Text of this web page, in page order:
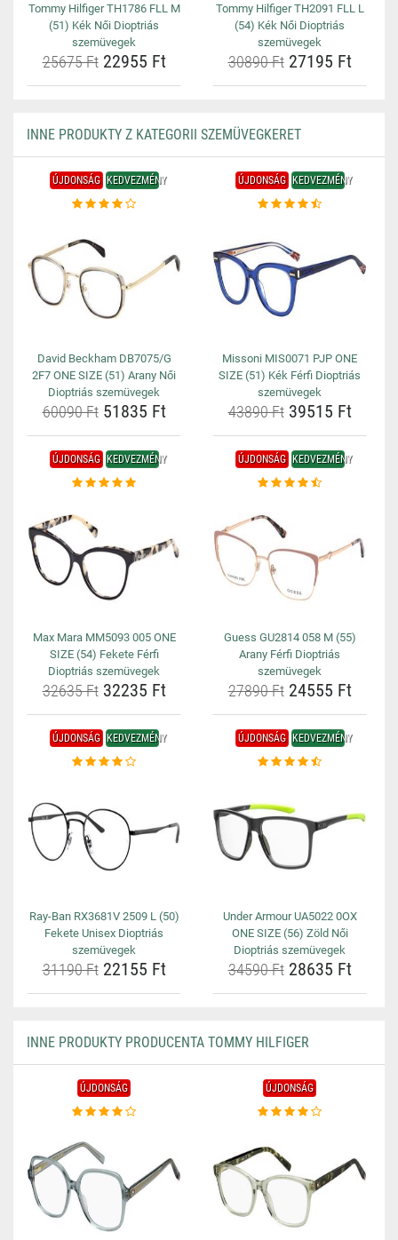
Tommy Hilfiger TH1786 FLL M
(51) Kék Női Dioptriás
szemüvegek
25675 Ft22955 Ft
Tommy Hilfiger TH2091 FLL L
(54) Kék Női Dioptriás
szemüvegek
30890 Ft27195 Ft
INNE PRODUKTY Z KATEGORII SZEMÜVEGKERET
ÚJDONSÁG KEDVEZMÉNY
David Beckham DB7075/G
2F7 ONE SIZE (51) Arany Női
Dioptriás szemüvegek
60090 Ft51835 Ft
ÚJDONSÁG KEDVEZMÉNY
Missoni MIS0071 PJP ONE
SIZE (51) Kék Férfi Dioptriás
szemüvegek
43890 Ft39515 Ft
ÚJDONSÁG KEDVEZMÉNY
Max Mara MM5093 005 ONE
SIZE (54) Fekete Férfi
Dioptriás szemüvegek
32635 Ft32235 Ft
ÚJDONSÁG KEDVEZMÉNY
Guess GU2814 058 M (55)
Arany Férfi Dioptriás
szemüvegek
27890 Ft24555 Ft
ÚJDONSÁG KEDVEZMÉNY
Ray-Ban RX3681V 2509 L (50)
Fekete Unisex Dioptriás
szemüvegek
31190 Ft22155 Ft
ÚJDONSÁG KEDVEZMÉNY
Under Armour UA5022 0OX
ONE SIZE (56) Zöld Női
Dioptriás szemüvegek
34590 Ft28635 Ft
INNE PRODUKTY PRODUCENTA TOMMY HILFIGER
ÚJDONSÁG ÚJDONSÁG